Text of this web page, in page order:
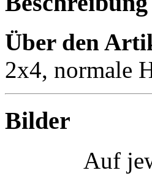
Über den
2x4, normale
Bilder
Auf